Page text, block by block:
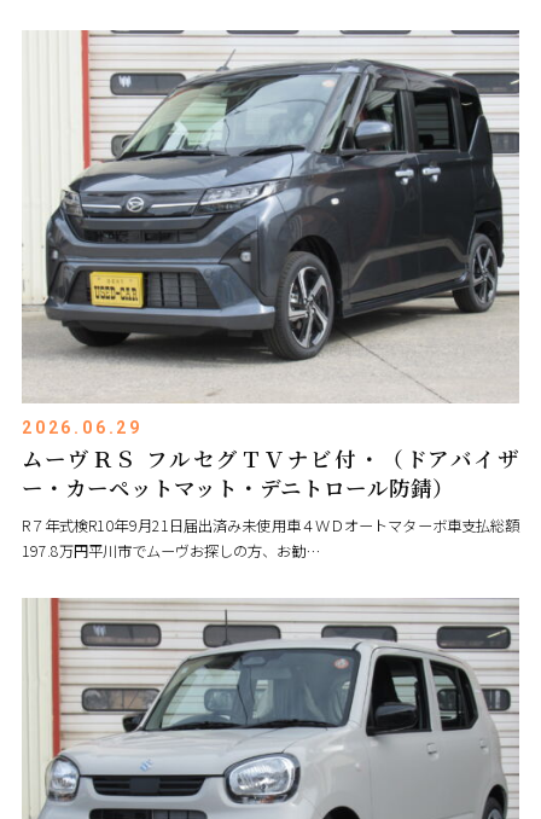
2026.06.29
ムーヴＲＳ フルセグＴＶナビ付・（ドアバイザ
ー・カーペットマット・デニトロール防錆）
R７年式検R10年9月21日届出済み未使用車４ＷＤオートマターボ車支払総額
197.8万円平川市でムーヴお探しの方、お勧…